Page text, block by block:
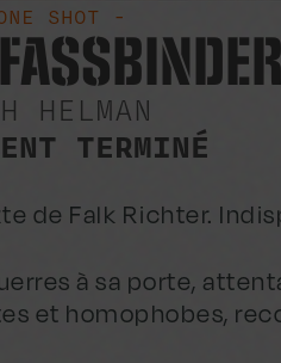
SHOT -
HELMAN
TERMINÉ
de Falk Richter.
à sa porte,
et homophobes,